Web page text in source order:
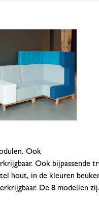
Ook
Ook bijpassende
hout, in de kleuren
De 8 modellen